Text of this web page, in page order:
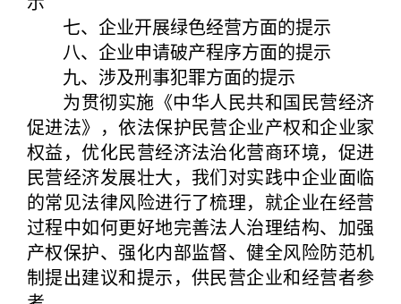
七、企业开展绿色经营方面的提示
八、企业申请破产程序方面的提示
九、涉及刑事犯罪方面的提示
为贯彻实施《中华人民共和国民营经济
促进法》，依法保护民营企业产权和企业家
权益，优化民营经济法治化营商环境，促进
民营经济发展壮大，我们对实践中企业面临
的常见法律风险进行了梳理，就企业在经营
过程中如何更好地完善法人治理结构、加强
产权保护、强化内部监督、健全风险防范机
制提出建议和提示，供民营企业和经营者参